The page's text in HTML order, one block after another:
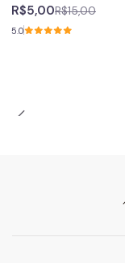
R$5,00R$15,00
5.0